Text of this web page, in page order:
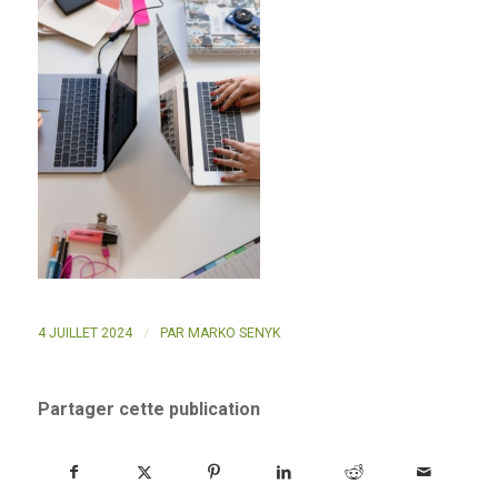
4 JUILLET 2024 / PAR MARKO SENYK
Partager cette publication